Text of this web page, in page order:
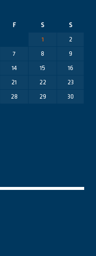
F S
S
1
2
7 8
9
14 15
16
21 22
23
28 29
30